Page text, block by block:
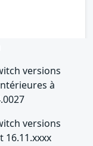
versions
à
versions
16.11.xxxx